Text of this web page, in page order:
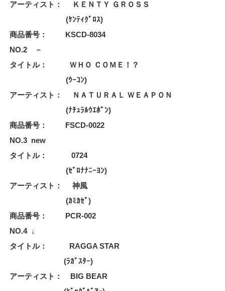
アーティスト： ＫＥＮＴＹ ＧＲＯＳＳ
(ｹﾝﾃｨｸﾞﾛｽ)
商品番号： KSCD-8034
NO.2 －
タイトル： ＷＨＯ ＣＯＭＥ！？
(ｳｰｺﾝ)
アーティスト： ＮＡＴＵＲＡＬ ＷＥＡＰＯＮ
(ﾅﾁｭﾗﾙｳｴﾎﾟﾝ)
商品番号： FSCD-0022
NO.3 new
タイトル： 0724
(ｾﾞﾛﾅﾅﾆｰﾖﾝ)
アーティスト： 神風
(ｶﾐｶｾﾞ)
商品番号： PCR-002
NO.4 ↓
タイトル： RAGGA STAR
(ﾗｶﾞｽﾀｰ)
アーティスト： BIG BEAR